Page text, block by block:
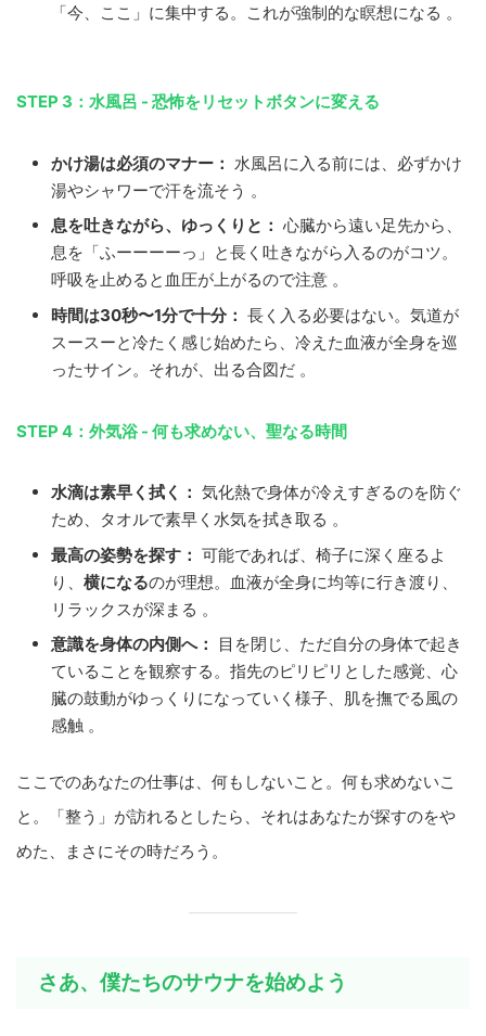
「今、ここ」に集中する。これが強制的な瞑想になる 。
STEP 3：水風呂 - 恐怖をリセットボタンに変える
かけ湯は必須のマナー： 水風呂に入る前には、必ずかけ
湯やシャワーで汗を流そう 。
息を吐きながら、ゆっくりと： 心臓から遠い足先から、
息を「ふーーーーっ」と長く吐きながら入るのがコツ。
呼吸を止めると血圧が上がるので注意 。
時間は30秒〜1分で十分： 長く入る必要はない。気道が
スースーと冷たく感じ始めたら、冷えた血液が全身を巡
ったサイン。それが、出る合図だ 。
STEP 4：外気浴 - 何も求めない、聖なる時間
水滴は素早く拭く： 気化熱で身体が冷えすぎるのを防ぐ
ため、タオルで素早く水気を拭き取る 。
最高の姿勢を探す： 可能であれば、椅子に深く座るよ
り、 横になるのが理想。血液が全身に均等に行き渡り、
リラックスが深まる 。
意識を身体の内側へ：
目を閉じ、ただ自分の身体で起き
ていることを観察する。指先のピリピリとした感覚、心
臓の鼓動がゆっくりになっていく様子、肌を撫でる風の
感触 。
ここでのあなたの仕事は、何もしないこと。何も求めないこ
と。「整う」が訪れるとしたら、それはあなたが探すのをや
めた、まさにその時だろう。
さあ、僕たちのサウナを始めよう